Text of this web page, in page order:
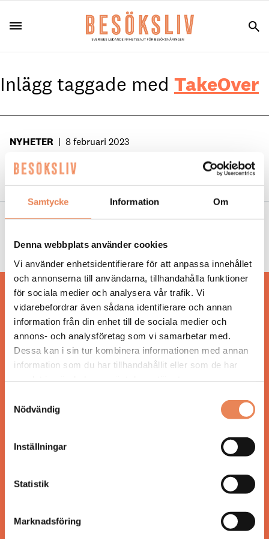
Samtycke Information Om
Denna webbplats använder cookies
Vi använder enhetsidentifierare för att anpassa innehållet
och annonserna till användarna, tillhandahålla funktioner
för sociala medier och analysera vår trafik. Vi
vidarebefordrar även sådana identifierare och annan
information från din enhet till de sociala medier och
annons- och analysföretag som vi samarbetar med.
Dessa kan i sin tur kombinera informationen med annan
information som du har tillhandahållit eller som de har
Nödvändig
Inställningar
Statistik
Marknadsföring
Inlägg taggade med TakeOver
NYHETER | 8 februari 2023
TakeOver hoppas på fler inbjudningar från
restauranger
På menyn: En hållbar bransch
Hos oss läser du landets mest uppdaterade
nyheter och snackisar inom besöksnäringen.
Besöksliv i sin tryckta form är ett affärsmagasin
för ägare och ledare inom besöksnäringen.
Tidningen ges ut avVisita.
Allt material på besoksliv.se är skyddat enligt